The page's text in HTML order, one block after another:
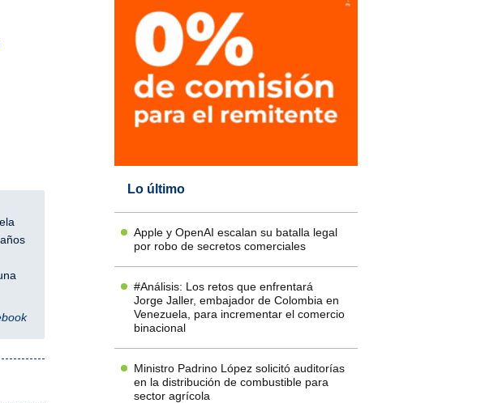
Lo último
Apple y OpenAI escalan su batalla legal
por robo de secretos comerciales
#Análisis: Los retos que enfrentará
Jorge Jaller, embajador de Colombia en
Venezuela, para incrementar el comercio
binacional
Ministro Padrino López solicitó auditorías
en la distribución de combustible para
sector agrícola